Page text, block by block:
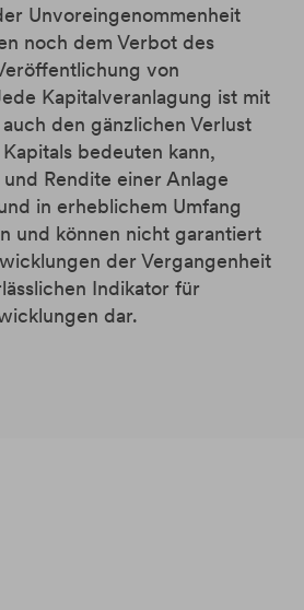
Unvoreingenommenheit
noch dem Verbot des
von
Kapitalveranlagung ist mit
den gänzlichen Verlust
bedeuten kann,
Rendite einer Anlage
in erheblichem Umfang
und können nicht garantiert
der Vergangenheit
Indikator für
dar.